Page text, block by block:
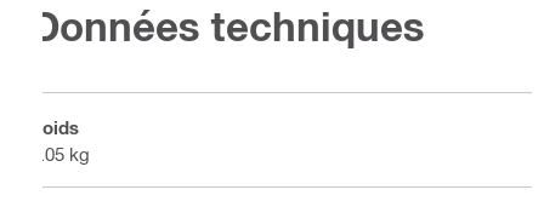
Données techniques
Poids
0.05 kg